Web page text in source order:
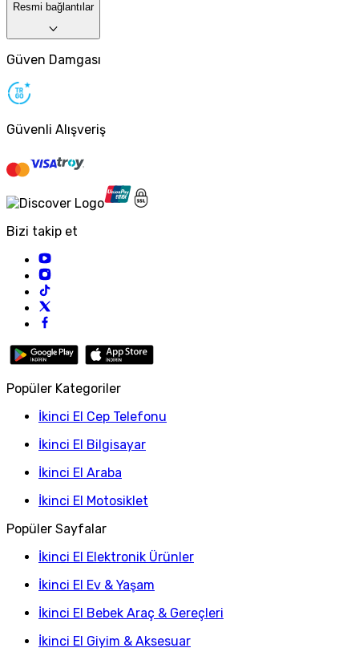
Resmi bağlantılar
Güven Damgası
Güvenli Alışveriş
Bizi takip et
Popüler Kategoriler
İkinci El Cep Telefonu
İkinci El Bilgisayar
İkinci El Araba
İkinci El Motosiklet
Popüler Sayfalar
İkinci El Elektronik Ürünler
İkinci El Ev & Yaşam
İkinci El Bebek Araç & Gereçleri
İkinci El Giyim & Aksesuar